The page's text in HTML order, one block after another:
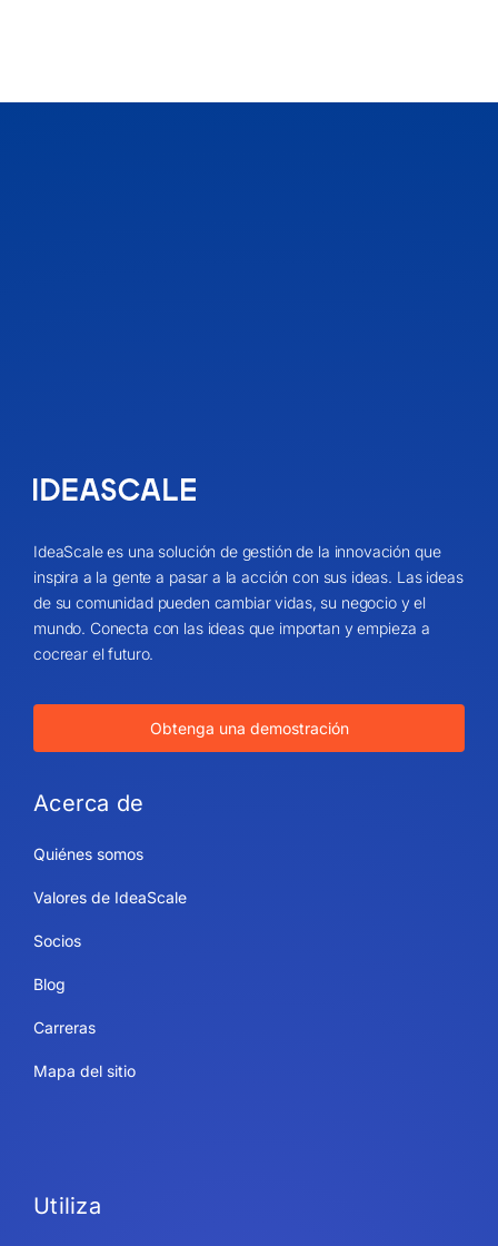
IdeaScale es una solución de gestión de la innovación que
inspira a la gente a pasar a la acción con sus ideas. Las ideas
de su comunidad pueden cambiar vidas, su negocio y el
mundo. Conecta con las ideas que importan y empieza a
cocrear el futuro.
Obtenga una demostración
Acerca de
Quiénes somos
Valores de IdeaScale
Socios
Blog
Carreras
Mapa del sitio
Utiliza